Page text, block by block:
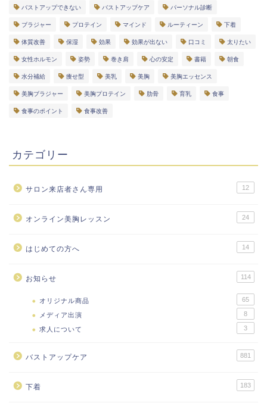
バストアップできない バストアップケア パーソナル診断
ブラジャー プロテイン マインド ルーティーン 下着
体質改善 保湿 効果 効果が出ない 口コミ 太りたい
女性ホルモン 姿勢 巻き肩 心の安定 書籍 朝食
水分補給 痩せ型 美乳 美胸 美胸エッセンス
美胸ブラジャー 美胸プロテイン 肋骨 育乳 食事
食事のポイント 食事改善
カテゴリー
サロン来店者さん専用 12
オンライン美胸レッスン 24
はじめての方へ 14
お知らせ 114
オリジナル商品 65
メディア出演 8
求人について 3
バストアップケア 881
下着 183